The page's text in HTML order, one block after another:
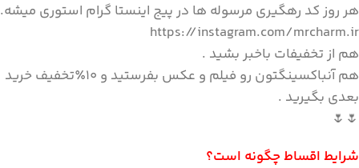
هر روز کد رهگیری مرسوله ها در پیج اینستا گرام استوری میشه.
https://instagram.com/mrcharm.ir
هم از تخفیفات باخبر بشید .
هم آنباکسینگتون رو فیلم و عکس بفرستید و ۱۰٪تخفیف خرید
بعدی بگیرید .
🌷🌷
شرایط اقساط چگونه است؟